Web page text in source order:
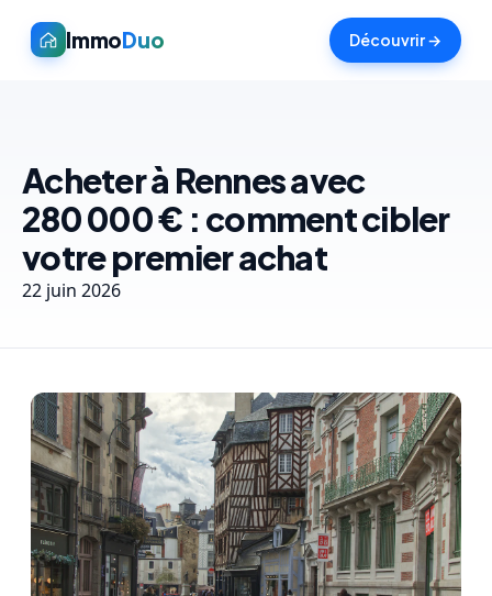
ImmoDuo Découvrir →
Acheter à Rennes avec
280 000 € : comment cibler
votre premier achat
22 juin 2026